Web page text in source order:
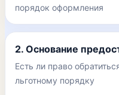
порядок оформления
2. Основание
Есть ли право
льготному порядку